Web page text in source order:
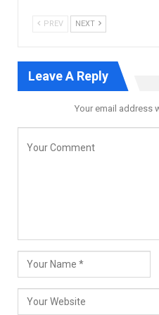
PREV NEXT
Leave A Reply
Your email address